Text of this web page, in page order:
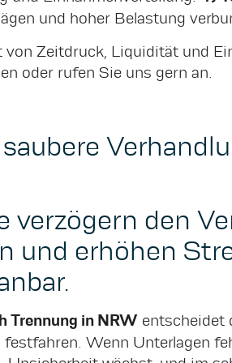
und hoher Belastung
von Zeitdruck, Liquidität und
oder rufen Sie uns gern an.
verzögern den
und erhöhen
Trennung in NRW entscheidet
Wenn Unterlagen